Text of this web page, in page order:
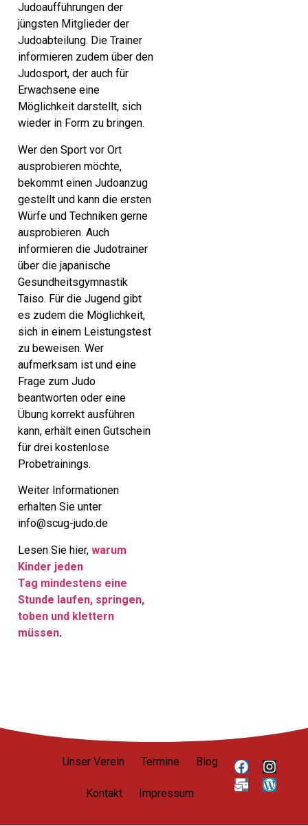
Judoaufführungen der
jüngsten Mitglieder der
Judoabteilung. Die Trainer
informieren zudem über den
Judosport, der auch für
Erwachsene eine
Möglichkeit darstellt, sich
wieder in Form zu bringen.
Wer den Sport vor Ort
ausprobieren möchte,
bekommt einen Judoanzug
gestellt und kann die ersten
Würfe und Techniken gerne
ausprobieren. Auch
informieren die Judotrainer
über die japanische
Gesundheitsgymnastik
Taiso. Für die Jugend gibt
es zudem die Möglichkeit,
sich in einem Leistungstest
zu beweisen. Wer
aufmerksam ist und eine
Frage zum Judo
beantworten oder eine
Übung korrekt ausführen
kann, erhält einen Gutschein
für drei kostenlose
Probetrainings.
Weiter Informationen
erhalten Sie unter
info@scug-judo.de
Lesen Sie hier, warum
Kinder jeden
Tag mindestens eine
Stunde laufen, springen,
toben und klettern
müssen.
Unser Verein Termine Blog
Kontakt Impressum